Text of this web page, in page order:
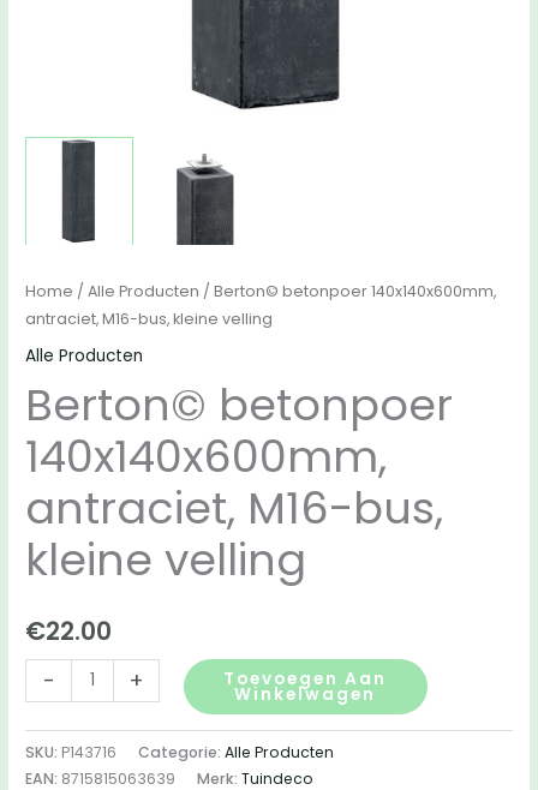
Home /Alle Producten / Berton© betonpoer 140x140x600mm,
antraciet, M16-bus, kleine velling
Alle Producten
Berton© betonpoer
140x140x600mm,
antraciet, M16-bus,
kleine velling
€22.00
-
Berton©
betonpoer
140x140x600mm,
antraciet,
+ Toevoegen Aan
Winkelwagen
SKU: P143716 Categorie:Alle Producten
EAN: 8715815063639 Merk:Tuindeco